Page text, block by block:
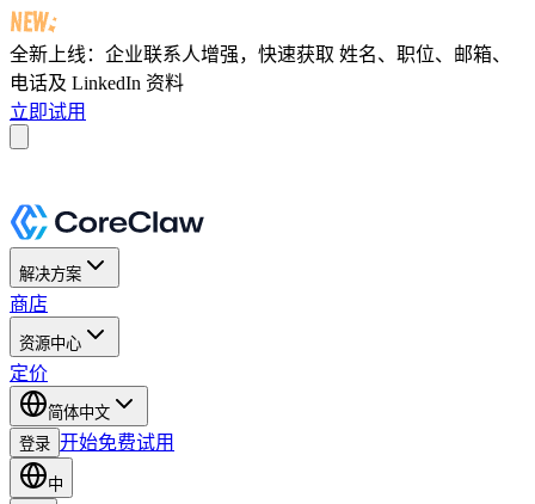
全新上线：企业联系人增强，快速获取 姓名、职位、邮箱、
电话及 LinkedIn 资料
立即试用
解决方案
商店
资源中心
定价
简体中文
登录 开始免费试用
中